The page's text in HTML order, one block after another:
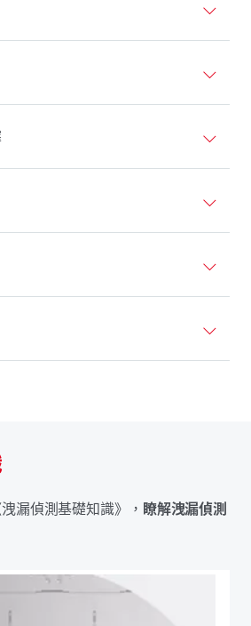
洩漏偵測基礎知識》， 瞭解洩漏偵測